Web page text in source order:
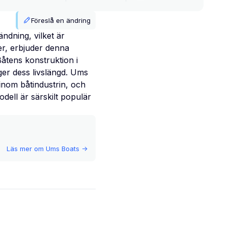
Föreslå en ändring
vilket är
erbjuder denna
konstruktion i
dess livslängd. Ums
båtindustrin, och
är särskilt populär
Läs mer om Ums Boats ->